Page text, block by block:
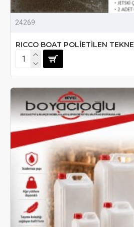
24269
RICCO BOAT POLİETİLEN TEKNE